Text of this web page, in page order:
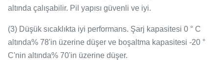
altında çalışabilir. Pil yapısı güvenli ve iyi.
(3) Düşük sıcaklıkta iyi performans. Şarj kapasitesi 0 ° C
altında% 78'in üzerine düşer ve boşaltma kapasitesi -20 °
C'nin altında% 70'in üzerine düşer.